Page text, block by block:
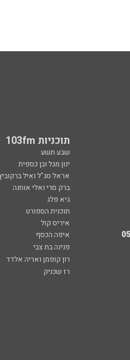
תוכניות 103fm
שבע תשע
ינון מגל ובן כספית
אראל סג"ל ואיל
ברק סרי ואלי אוחנה
גיא פלג
תוכנית הספורט
איריס קול
איפה הכסף
פנינה בת צבי
רון קופמן ואריה אלדד
רז שכניק